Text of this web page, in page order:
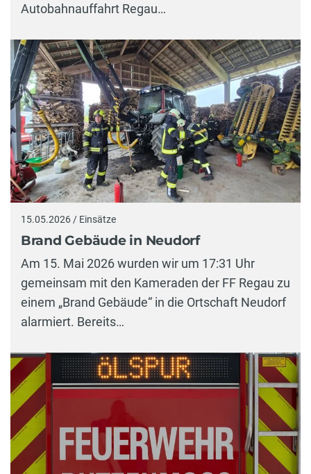
Autobahnauffahrt Regau…
15.05.2026 / Einsätze
Brand Gebäude in Neudorf
Am 15. Mai 2026 wurden wir um 17:31 Uhr
gemeinsam mit den Kameraden der FF Regau zu
einem „Brand Gebäude“ in die Ortschaft Neudorf
alarmiert. Bereits…